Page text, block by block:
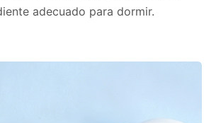
adecuado para dormir.